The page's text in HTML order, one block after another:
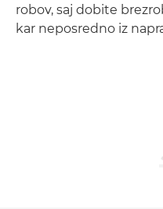
robov, saj dobite
kar neposredno iz